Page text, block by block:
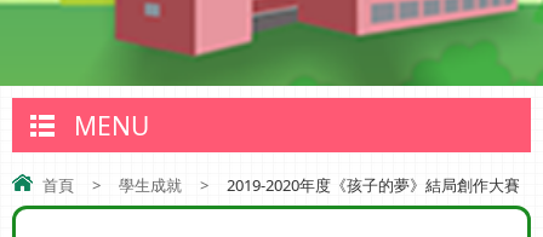
MENU
首頁 > 學生成就 > 2019-2020年度《孩子的夢》結局創作大賽